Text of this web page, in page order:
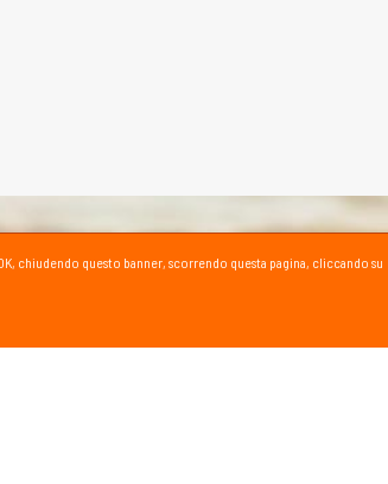
chiudendo questo banner, scorrendo questa pagina, cliccando su